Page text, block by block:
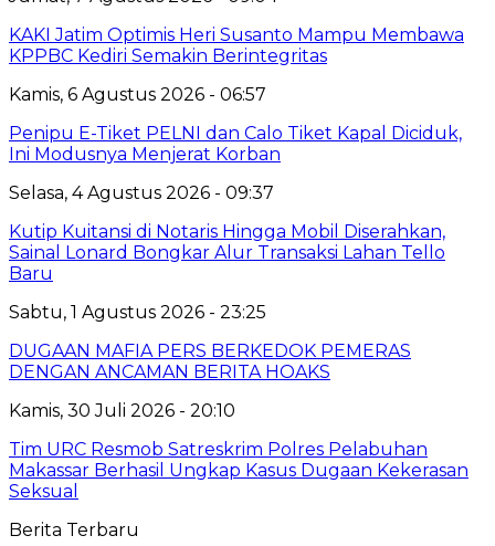
KAKI Jatim Optimis Heri Susanto Mampu Membawa
KPPBC Kediri Semakin Berintegritas
Kamis, 6 Agustus 2026 - 06:57
Penipu E-Tiket PELNI dan Calo Tiket Kapal Diciduk,
Ini Modusnya Menjerat Korban
Selasa, 4 Agustus 2026 - 09:37
Kutip Kuitansi di Notaris Hingga Mobil Diserahkan,
Sainal Lonard Bongkar Alur Transaksi Lahan Tello
Baru
Sabtu, 1 Agustus 2026 - 23:25
DUGAAN MAFIA PERS BERKEDOK PEMERAS
DENGAN ANCAMAN BERITA HOAKS
Kamis, 30 Juli 2026 - 20:10
Tim URC Resmob Satreskrim Polres Pelabuhan
Makassar Berhasil Ungkap Kasus Dugaan Kekerasan
Seksual
Berita Terbaru